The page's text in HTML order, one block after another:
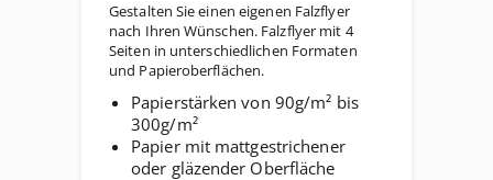
Gestalten Sie einen eigenen Falzflyer
nach Ihren Wünschen. Falzflyer mit 4
Seiten in unterschiedlichen Formaten
und Papieroberflächen.
Papierstärken von 90g/m² bis
300g/m²
Papier mit mattgestrichener
oder gläzender Oberfläche